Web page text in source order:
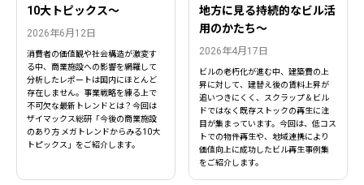
10大トピックス〜
2026年6月12日
消費者の価値観や社会構造が激変す
る中、商業施設への影響を網羅して
分析したレポートは国内にほとんど
存在しません。事業戦略を練る上で
不可欠な最新トレンドとは？今回は
ザイマックス総研「今後の商業施設
のあり方 メガトレンドからみる10大
トピックス」をご紹介します。
地方に見る持続的なビル活
用のかたち～
2026年4月17日
ビルの老朽化が進む中、建築費の上
昇に対して、建替え後の賃料上昇が
追いつきにくく、スクラップ＆ビル
ドではなく既存ストックの再生に注
目が集まっています。今回は、低コス
トでの物件再生や、地域連携により
価値向上に成功したビル再生事例集
をご紹介します。